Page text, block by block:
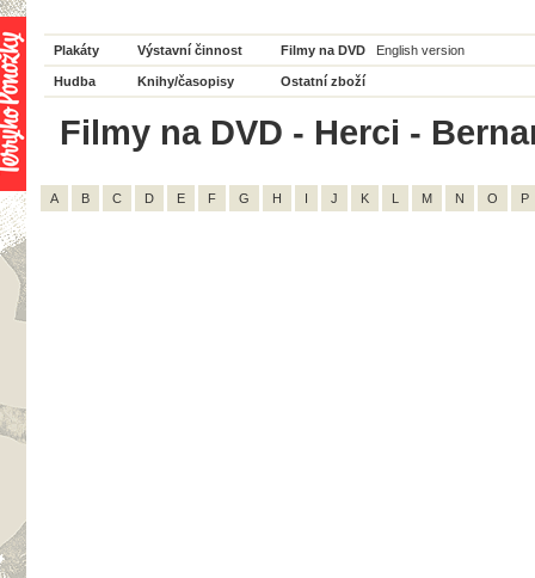
Plakáty Výstavní činnost Filmy na DVD English version
Hudba Knihy/časopisy Ostatní zboží
Filmy na DVD - Herci -
A B C D E F G H I J K L M N O P